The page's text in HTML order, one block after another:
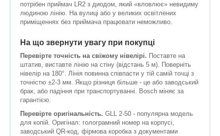
потрібен приймач LR2 з диодом, який «вловлює» невидиму
людиною лінію. На вулиці або у великих освітлених
приміщеннях без приймача працювати неможливо.
На що звернути увагу при покупці
Перевірте точність на свіжому нівелірі. Поставте на
штатив, виставте лінію на стіну (відстань 5 м). Поверніть
нівелір на 180°. Лінія повинна співпасти у тій самій точці з
точністю ±2-3 мм. Якщо різниця більше - це або заводський
брак, або падіння при транспортуванні. Bosch міняє за
гарантією.
Перевірте оригінальність. GLL 2-50 - популярна модель
для копій. Оригінал: голограмний номер на корпусі,
заводський QR-код, фірмова коробка з документами